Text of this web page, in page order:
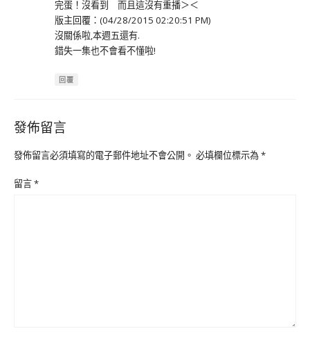
完蛋！沒看到 而且這沒有重播＞＜
版主回覆：(04/28/2015 02:20:51 PM)
沒關係啦,本週五還有.
錯失一集也不會看不懂啦!
回覆
發佈留言
發佈留言必須填寫的電子郵件地址不會公開。 必填欄位標示為*
留言*